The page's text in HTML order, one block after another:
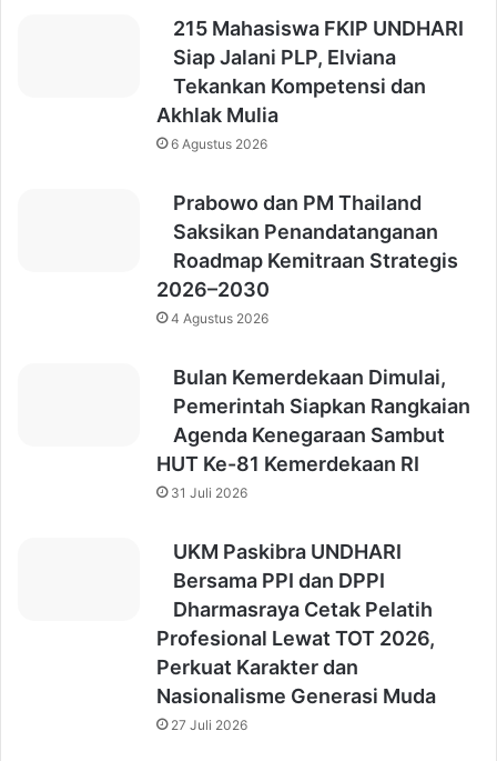
215 Mahasiswa FKIP UNDHARI
Siap Jalani PLP, Elviana
Tekankan Kompetensi dan
Akhlak Mulia
6 Agustus 2026
Prabowo dan PM Thailand
Saksikan Penandatanganan
Roadmap Kemitraan Strategis
2026–2030
4 Agustus 2026
Bulan Kemerdekaan Dimulai,
Pemerintah Siapkan Rangkaian
Agenda Kenegaraan Sambut
HUT Ke-81 Kemerdekaan RI
31 Juli 2026
UKM Paskibra UNDHARI
Bersama PPI dan DPPI
Dharmasraya Cetak Pelatih
Profesional Lewat TOT 2026,
Perkuat Karakter dan
Nasionalisme Generasi Muda
27 Juli 2026